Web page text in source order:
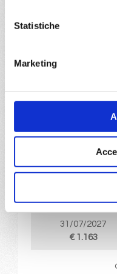
Statistiche
Marketing
03/07/2027
€ 1.113
€ 1.163
31/07/2027
€ 1.163